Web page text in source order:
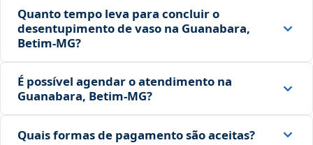
Quanto tempo leva para concluir o
desentupimento de vaso na Guanabara,
Betim‑MG?
É possível agendar o atendimento na
Guanabara, Betim‑MG?
Quais formas de pagamento são aceitas?